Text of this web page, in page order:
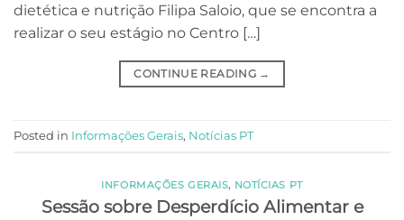
dietética e nutrição Filipa Saloio, que se encontra a
realizar o seu estágio no Centro […]
CONTINUE READING →
Posted in Informações Gerais, Notícias PT
INFORMAÇÕES GERAIS, NOTÍCIAS PT
Sessão sobre Desperdício Alimentar e